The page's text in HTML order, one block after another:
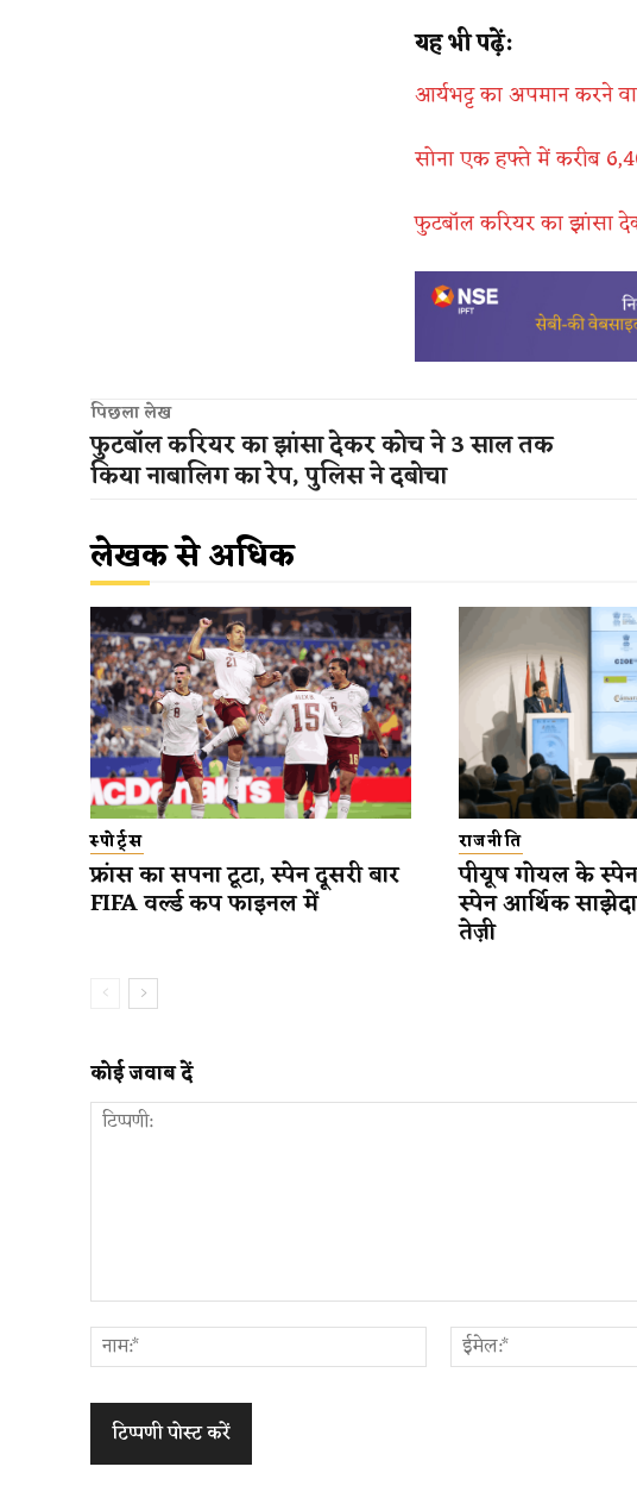
यह भी पढ़ें:
आर्यभट्ट का अपमान करने
सोना एक हफ्ते में करीब
फुटबॉल करियर का झांसा
पिछला लेख
फुटबॉल करियर का झांसा देकर कोच ने 3 साल तक
किया नाबालिग का रेप, पुलिस ने दबोचा
लेखक से अधिक
स्पोर्ट्स
फ्रांस का सपना टूटा, स्पेन दूसरी बार
FIFA वर्ल्ड कप फाइनल में
राजनीति
पीयूष गोयल के
स्पेन आर्थिक
तेज़ी
कोई जवाब दें
नाम:*